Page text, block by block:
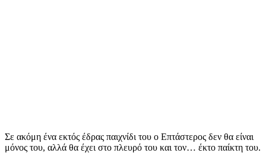
Σε ακόμη ένα εκτός έδρας παιχνίδι του ο Επτάστερος δεν θα είναι
μόνος του, αλλά θα έχει στο πλευρό του και τον… έκτο παίκτη του.